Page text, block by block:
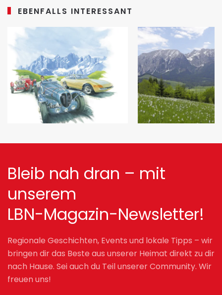
EBENFALLS INTERESSANT
Bleib nah dran – mit
unserem
LBN-Magazin-Newsletter!
Regionale Geschichten, Events und lokale Tipps – wir
bringen dir das Beste aus unserer Heimat direkt zu dir
nach Hause. Sei auch du Teil unserer Community. Wir
freuen uns!